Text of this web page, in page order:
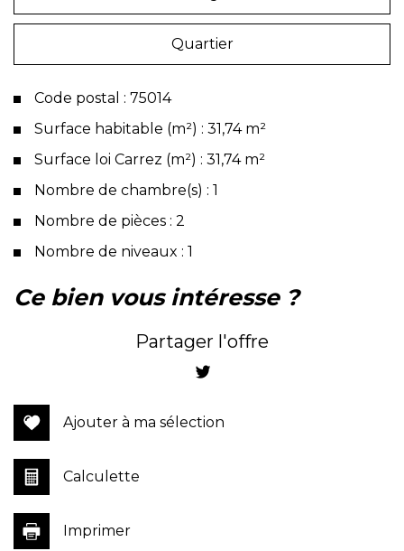
Quartier
Code postal : 75014
Surface habitable (m²) : 31,74 m²
Surface loi Carrez (m²) : 31,74 m²
Nombre de chambre(s) : 1
Nombre de pièces : 2
Nombre de niveaux : 1
la ville de paris (75014)
ce bien vous intéresse ?
Partager l'offre
Ajouter à ma sélection
Calculette
Imprimer